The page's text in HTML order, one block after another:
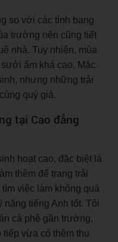
so với các tỉnh bang
trường nên cũng tiết
nhà. Tuy nhiên, mùa
ấm khá cao. Mặc
nhưng những trải
quý giá.
tại Cao đẳng
hoạt cao, đặc biệt là
thêm để trang trải
việc làm không quá
năng tiếng Anh tốt. Tôi
cà phê gần trường,
vừa có thêm thu